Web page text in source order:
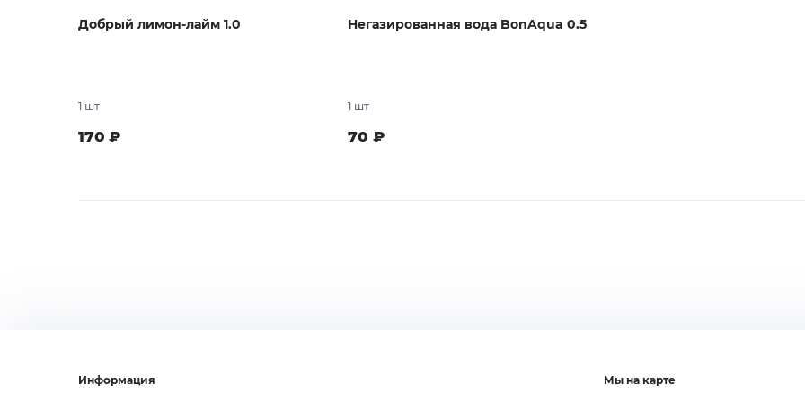
Добрый лимон-лайм 1.0
1 шт
170 ₽
Негазированная вода BonAqua 0.5
1 шт
70 ₽
Информация Мы на карте